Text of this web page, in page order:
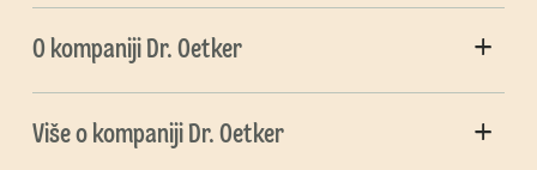
O kompaniji Dr. Oetker
Više o kompaniji Dr. Oetker